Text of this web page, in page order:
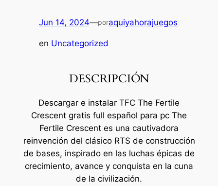
Jun 14, 2024—poraquiyahorajuegos
en Uncategorized
DESCRIPCIÓN
Descargar e instalar TFC The Fertile
Crescent gratis full español para pc The
Fertile Crescent es una cautivadora
reinvención del clásico RTS de construcción
de bases, inspirado en las luchas épicas de
crecimiento, avance y conquista en la cuna
de la civilización.